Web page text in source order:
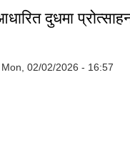
दुधमा
Mon, 02/02/2026 - 16:57